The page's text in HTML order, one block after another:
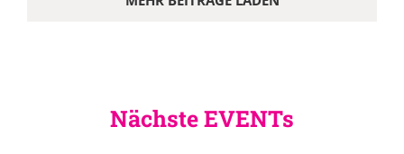
Nächste EVENTs